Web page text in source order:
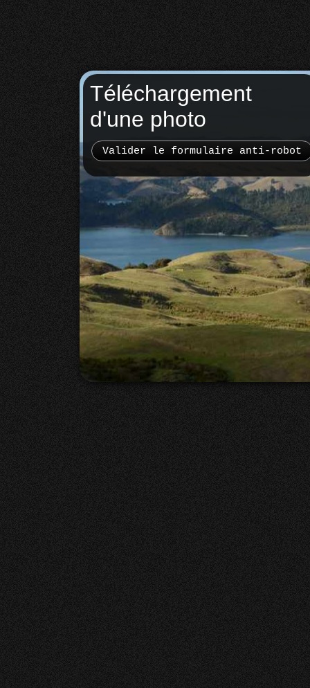
Téléchargement
d'une photo